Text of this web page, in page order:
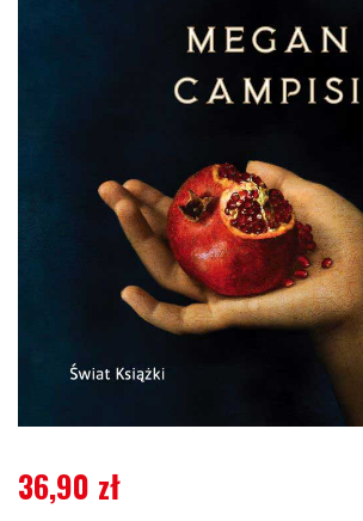
36,90 zł